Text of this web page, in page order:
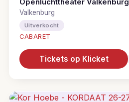
Openluchttheater Valkenburg
Valkenburg
Uitverkocht
CABARET
Tickets op Klicket